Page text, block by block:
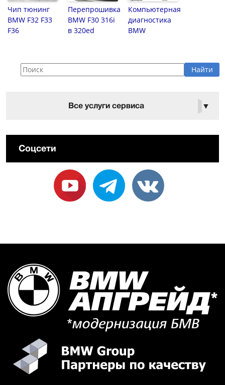
Чип тюнинг
BMW F32 F33
F36
Перепрошивка
BMW F30 316i
в 320ed
Компьютерная
диагностика
BMW
Все услуги сервиса ▼
Соцсети